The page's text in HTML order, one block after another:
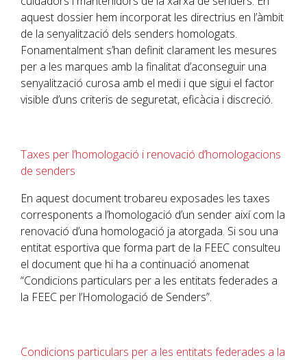
aquest dossier hem incorporat les directrius en l’àmbit
de la senyalització dels senders homologats.
Fonamentalment s’han definit clarament les mesures
per a les marques amb la finalitat d’aconseguir una
senyalització curosa amb el medi i que sigui el factor
visible d’uns criteris de seguretat, eficàcia i discreció.
Taxes per l’homologació i renovació d’homologacions
de senders
En aquest document trobareu exposades les taxes
corresponents a l’homologació d’un sender així com la
renovació d’una homologació ja atorgada. Si sou una
entitat esportiva que forma part de la FEEC consulteu
el document que hi ha a continuació anomenat
“Condicions particulars per a les entitats federades a
la FEEC per l’Homologació de Senders”.
Condicions particulars per a les entitats federades a la